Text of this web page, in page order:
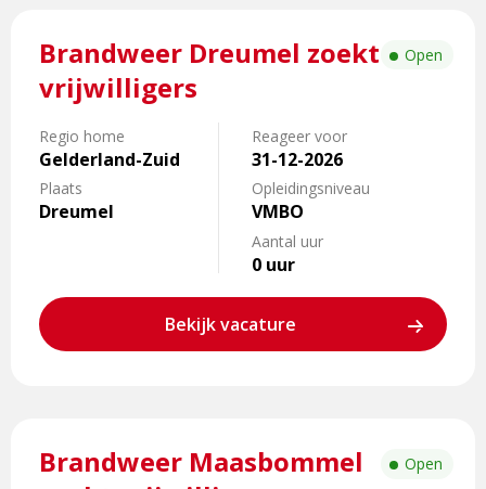
Brandweer Dreumel zoekt
vrijwilligers
Regio home
Gelderland-Zuid
Plaats
Dreumel
Reageer voor
31-12-2026
Opleidingsniveau
VMBO
Aantal uur
0 uur
Bekijk vacature
Open
meer
Brandweer
Dreumel
zoekt
vrijwilligers
Brandweer Maasbommel
Open
meer